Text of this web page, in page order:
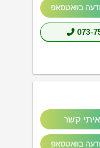
בוואטסאפ
073-
קשר
בוואטסאפ